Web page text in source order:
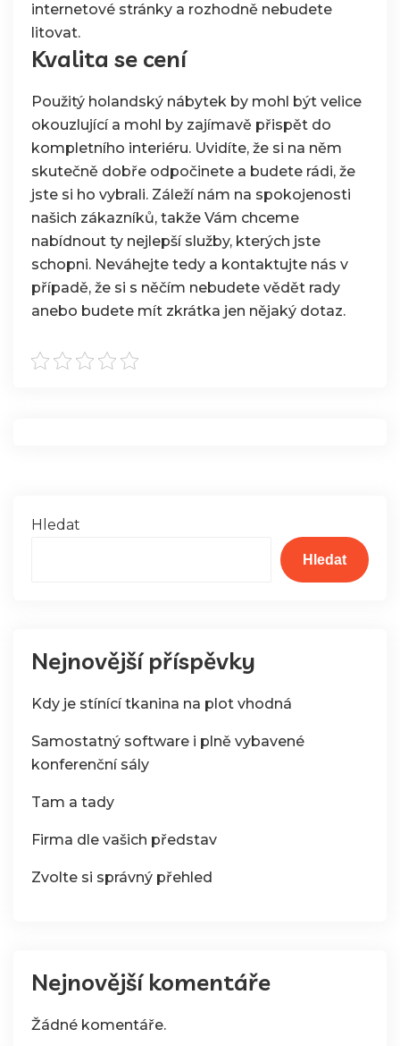
internetové stránky a rozhodně nebudete
litovat.
Kvalita se cení
Použitý holandský nábytek by mohl být velice
okouzlující a mohl by zajímavě přispět do
kompletního interiéru. Uvidíte, že si na něm
skutečně dobře odpočinete a budete rádi, že
jste si ho vybrali. Záleží nám na spokojenosti
našich zákazníků, takže Vám chceme
nabídnout ty nejlepší služby, kterých jste
schopni. Neváhejte tedy a kontaktujte nás v
případě, že si s něčím nebudete vědět rady
anebo budete mít zkrátka jen nějaký dotaz.
Hledat
Hledat
Nejnovější příspěvky
Kdy je stínící tkanina na plot vhodná
Samostatný software i plně vybavené
konferenční sály
Tam a tady
Firma dle vašich představ
Zvolte si správný přehled
Nejnovější komentáře
Žádné komentáře.